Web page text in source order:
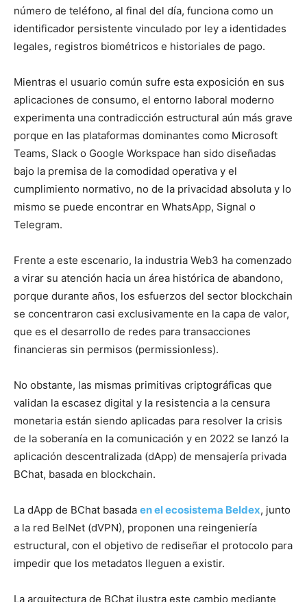
número de teléfono, al final del día, funciona como un
identificador persistente vinculado por ley a identidades
legales, registros biométricos e historiales de pago.
Mientras el usuario común sufre esta exposición en sus
aplicaciones de consumo, el entorno laboral moderno
experimenta una contradicción estructural aún más grave
porque en las plataformas dominantes como Microsoft
Teams, Slack o Google Workspace han sido diseñadas
bajo la premisa de la comodidad operativa y el
cumplimiento normativo, no de la privacidad absoluta y lo
mismo se puede encontrar en WhatsApp, Signal o
Telegram.
Frente a este escenario, la industria Web3 ha comenzado
a virar su atención hacia un área histórica de abandono,
porque durante años, los esfuerzos del sector blockchain
se concentraron casi exclusivamente en la capa de valor,
que es el desarrollo de redes para transacciones
financieras sin permisos (permissionless).
No obstante, las mismas primitivas criptográficas que
validan la escasez digital y la resistencia a la censura
monetaria están siendo aplicadas para resolver la crisis
de la soberanía en la comunicación y en 2022 se lanzó la
aplicación descentralizada (dApp) de mensajería privada
BChat, basada en blockchain.
La dApp de BChat basada en el ecosistema Beldex, junto
a la red BelNet (dVPN), proponen una reingeniería
estructural, con el objetivo de rediseñar el protocolo para
impedir que los metadatos lleguen a existir.
La arquitectura de BChat ilustra este cambio mediante